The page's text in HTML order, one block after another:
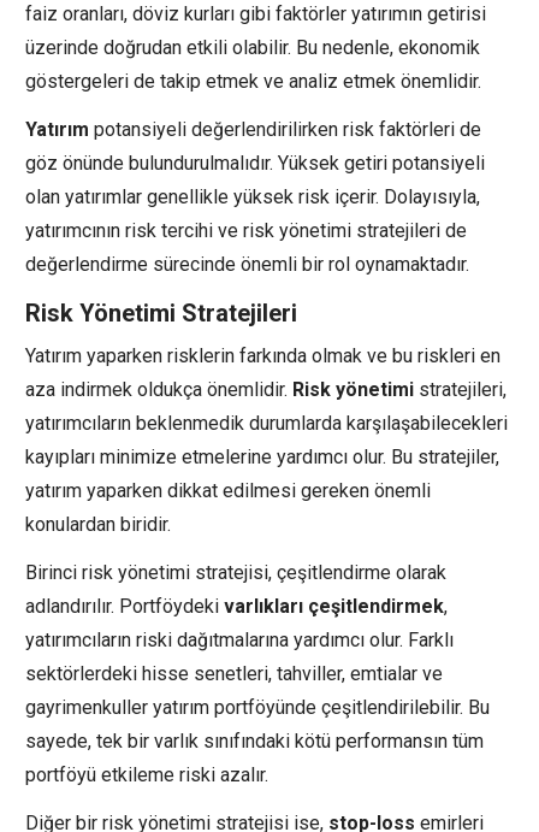
faiz oranları, döviz kurları gibi faktörler yatırımın getirisi
üzerinde doğrudan etkili olabilir. Bu nedenle, ekonomik
göstergeleri de takip etmek ve analiz etmek önemlidir.
Yatırım potansiyeli değerlendirilirken risk faktörleri de
göz önünde bulundurulmalıdır. Yüksek getiri potansiyeli
olan yatırımlar genellikle yüksek risk içerir. Dolayısıyla,
yatırımcının risk tercihi ve risk yönetimi stratejileri de
değerlendirme sürecinde önemli bir rol oynamaktadır.
Risk Yönetimi Stratejileri
Yatırım yaparken risklerin farkında olmak ve bu riskleri en
aza indirmek oldukça önemlidir. Risk yönetimi stratejileri,
yatırımcıların beklenmedik durumlarda karşılaşabilecekleri
kayıpları minimize etmelerine yardımcı olur. Bu stratejiler,
yatırım yaparken dikkat edilmesi gereken önemli
konulardan biridir.
Birinci risk yönetimi stratejisi, çeşitlendirme olarak
adlandırılır. Portföydeki varlıkları çeşitlendirmek,
yatırımcıların riski dağıtmalarına yardımcı olur. Farklı
sektörlerdeki hisse senetleri, tahviller, emtialar ve
gayrimenkuller yatırım portföyünde çeşitlendirilebilir. Bu
sayede, tek bir varlık sınıfındaki kötü performansın tüm
portföyü etkileme riski azalır.
Diğer bir risk yönetimi stratejisi ise, stop-loss emirleri